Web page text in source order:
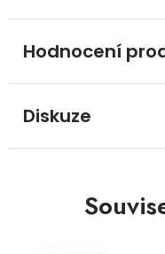
Hodnocení
Diskuze